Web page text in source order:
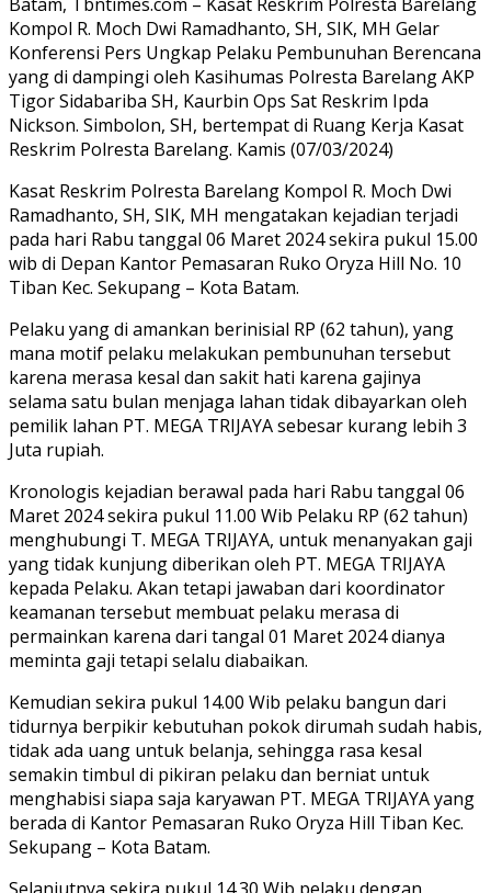
Kompol R. Moch Dwi Ramadhanto, SH, SIK, MH Gelar
Konferensi Pers Ungkap Pelaku Pembunuhan Berencana
yang di dampingi oleh Kasihumas Polresta Barelang AKP
Tigor Sidabariba SH, Kaurbin Ops Sat Reskrim Ipda
Nickson. Simbolon, SH, bertempat di Ruang Kerja Kasat
Reskrim Polresta Barelang. Kamis (07/03/2024)
Kasat Reskrim Polresta Barelang Kompol R. Moch Dwi
Ramadhanto, SH, SIK, MH mengatakan kejadian terjadi
pada hari Rabu tanggal 06 Maret 2024 sekira pukul 15.00
wib di Depan Kantor Pemasaran Ruko Oryza Hill No. 10
Tiban Kec. Sekupang – Kota Batam.
Pelaku yang di amankan berinisial RP (62 tahun), yang
mana motif pelaku melakukan pembunuhan tersebut
karena merasa kesal dan sakit hati karena gajinya
selama satu bulan menjaga lahan tidak dibayarkan oleh
pemilik lahan PT. MEGA TRIJAYA sebesar kurang lebih 3
Juta rupiah.
Kronologis kejadian berawal pada hari Rabu tanggal 06
Maret 2024 sekira pukul 11.00 Wib Pelaku RP (62 tahun)
menghubungi T. MEGA TRIJAYA, untuk menanyakan gaji
yang tidak kunjung diberikan oleh PT. MEGA TRIJAYA
kepada Pelaku. Akan tetapi jawaban dari koordinator
keamanan tersebut membuat pelaku merasa di
permainkan karena dari tangal 01 Maret 2024 dianya
meminta gaji tetapi selalu diabaikan.
Kemudian sekira pukul 14.00 Wib pelaku bangun dari
tidurnya berpikir kebutuhan pokok dirumah sudah habis,
tidak ada uang untuk belanja, sehingga rasa kesal
semakin timbul di pikiran pelaku dan berniat untuk
menghabisi siapa saja karyawan PT. MEGA TRIJAYA yang
berada di Kantor Pemasaran Ruko Oryza Hill Tiban Kec.
Sekupang – Kota Batam.